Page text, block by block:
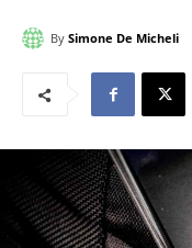
By Simone De Micheli